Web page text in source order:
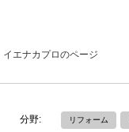
イエナカプロのページ
分野: リフォーム